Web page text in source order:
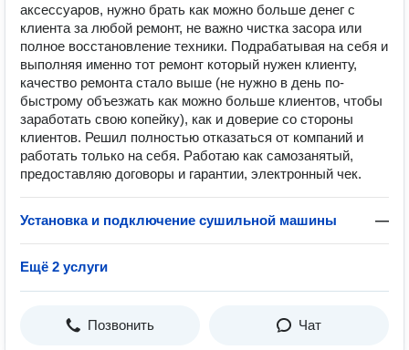
аксессуаров, нужно брать как можно больше денег с
клиента за любой ремонт, не важно чистка засора или
полное восстановление техники. Подрабатывая на себя и
выполняя именно тот ремонт который нужен клиенту,
качество ремонта стало выше (не нужно в день по-
быстрому объезжать как можно больше клиентов, чтобы
заработать свою копейку), как и доверие со стороны
клиентов. Решил полностью отказаться от компаний и
работать только на себя. Работаю как самозанятый,
предоставляю договоры и гарантии, электронный чек.
Установка и подключение сушильной машины —
Ещё 2 услуги
Позвонить Чат